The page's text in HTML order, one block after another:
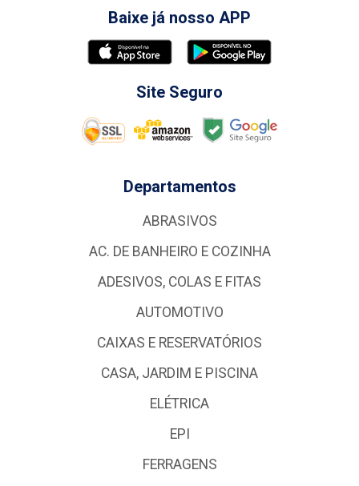
Baixe já nosso APP
Site Seguro
Departamentos
ABRASIVOS
AC. DE BANHEIRO E COZINHA
ADESIVOS, COLAS E FITAS
AUTOMOTIVO
CAIXAS E RESERVATÓRIOS
CASA, JARDIM E PISCINA
ELÉTRICA
EPI
FERRAGENS